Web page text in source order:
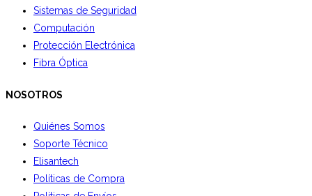
Sistemas de Seguridad
Computación
Protección Electrónica
Fibra Óptica
NOSOTROS
Quiénes Somos
Soporte Técnico
Elisantech
Políticas de Compra